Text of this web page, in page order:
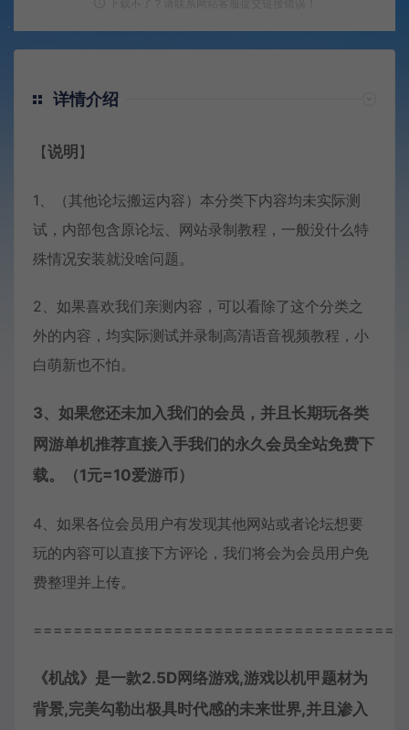
详情介绍
【说明 】
1、（其他论坛搬运内容）本分类下内容均未实际测
试，内部包含原论坛、网站录制教程，一般没什么特
殊情况安装就没啥问题。
2、如果喜欢我们亲测内容，可以看除了这个分类之
外的内容，均实际测试并录制高清语音视频教程，小
白萌新也不怕。
3、如果您还未加入我们的会员，并且长期玩各类
网游单机推荐直接入手我们的永久会员全站免费下
载。（1元=10爱游币）
4、如果各位会员用户有发现其他网站或者论坛想要
玩的内容可以直接下方评论，我们将会为会员用户免
费整理并上传。
《机战》是一款2.5D网络游戏,游戏以机甲题材为
背景,完美勾勒出极具时代感的未来世界,并且渗入